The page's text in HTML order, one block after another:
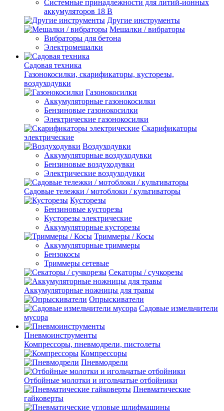
Системные принадлежности для литий-ионных
аккумуляторов 18 В
Другие инструменты
Мешалки / вибраторы
Вибраторы для бетона
Электромешалки
Садовая техника
Газонокосилки, скарификаторы, кусторезы,
воздуходувки
Газонокосилки
Аккумуляторные газонокосилки
Бензиновые газонокосилки
Электрические газонокосилки
Скарификаторы
электрические
Воздуходувки
Аккумуляторные воздуходувки
Бензиновые воздуходувки
Электрические воздуходувки
Садовые тележки / мотоблоки / культиваторы
Кусторезы
Бензиновые кусторезы
Кусторезы электрические
Аккумуляторные кусторезы
Триммеры / Косы
Аккумуляторные триммеры
Бензокосы
Триммеры сетевые
Секаторы / сучкорезы
Аккумуляторные ножницы для травы
Опрыскиватели
Садовые измельчители
мусора
Пневмоинструменты
Компрессоры, пневмодрели, пистолеты
Компрессоры
Пневмодрели
Отбойные молотки и игольчатые отбойники
Пневматические
гайковерты